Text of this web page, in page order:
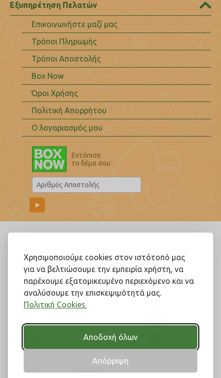
Χρησιμοποιούμε cookies στον ιστότοπό μας
για να βελτιώσουμε την εμπειρία χρήστη, να
παρέχουμε εξατομικευμένο περιεχόμενο και να
αναλύσουμε την επισκεψιμότητά μας.
Πολιτική Cookies.
Αποδοχή όλων
Απόρριψη
Εξυπηρέτηση Πελατών
Επικοινωνήστε μαζί μας
Τρόποι Πληρωμής
Τρόποι Αποστολής
Box Now
Όροι Χρήσης
Πολιτική Απορρήτου
Ο λογαριασμός μου
Εντόπισε
το δέμα σου
Ακολουθήστε μας!